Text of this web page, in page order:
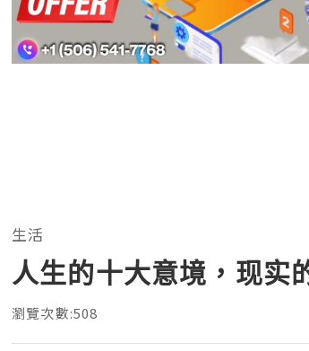
生活
人生的十大意境，现实
瀏覽次數:508